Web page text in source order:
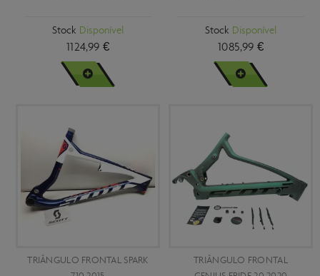
Stock Disponível
1124,99 €
VER MAIS
Stock Disponível
1085,99 €
VER MAIS
TRIÂNGULO FRONTAL SPARK
TRIÂNGULO FRONTAL